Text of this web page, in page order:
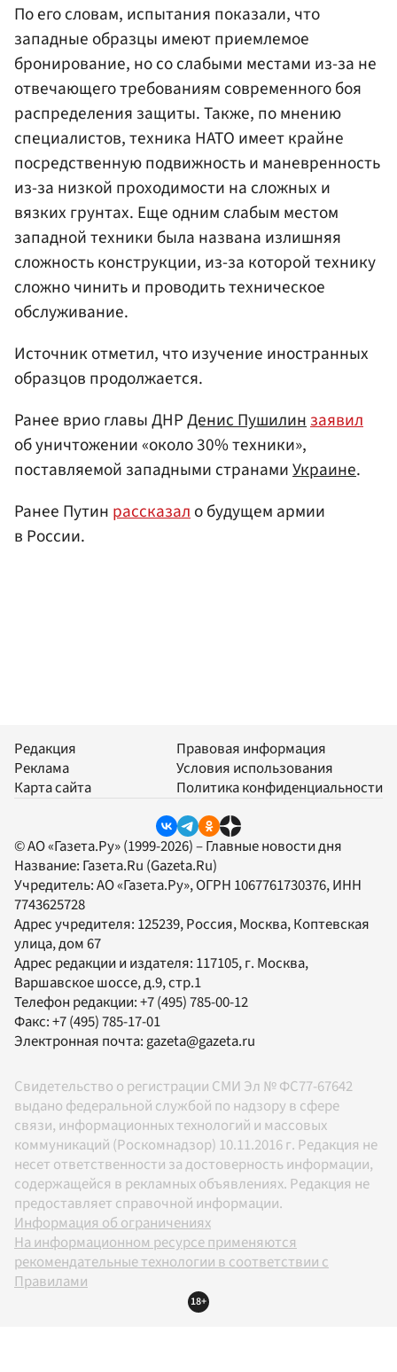
По его словам, испытания показали, что
западные образцы имеют приемлемое
бронирование, но со слабыми местами из-за не
отвечающего требованиям современного боя
распределения защиты. Также, по мнению
специалистов, техника НАТО имеет крайне
посредственную подвижность и маневренность
из-за низкой проходимости на сложных и
вязких грунтах. Еще одним слабым местом
западной техники была названа излишняя
сложность конструкции, из-за которой технику
сложно чинить и проводить техническое
обслуживание.
Источник отметил, что изучение иностранных
образцов продолжается.
Ранее врио главы ДНРДенис Пушилинзаявил
об уничтожении «около 30% техники»,
поставляемой западными странамиУкраине.
Ранее Путин рассказало будущем армии
в России.
Редакция
Реклама
Карта сайта
Правовая информация
Условия использования
Политика конфиденциальности
© АО «Газета.Ру» (1999-2026) – Главные новости дня
Название: Газета.Ru (Gazeta.Ru)
Учредитель:АО «Газета.Ру», ОГРН 1067761730376, ИНН
7743625728
Адрес учредителя: 125239, Россия, Москва, Коптевская
улица, дом 67
Адрес редакции и издателя: 117105, г. Москва,
Варшавское шоссе, д.9, стр.1
Телефон редакции:+7 (495) 785-00-12
Факс:+7 (495) 785-17-01
Электронная почта:gazeta@gazeta.ru
Свидетельство о регистрации СМИ Эл № ФС77-67642
выдано федеральной службой по надзору в сфере
связи, информационных технологий и массовых
коммуникаций (Роскомнадзор) 10.11.2016 г. Редакция не
несет ответственности за достоверность информации,
содержащейся в рекламных объявлениях. Редакция не
предоставляет справочной информации.
Информация об ограничениях
На информационном ресурсе применяются
рекомендательные технологии в соответствии с
Правилами
18+